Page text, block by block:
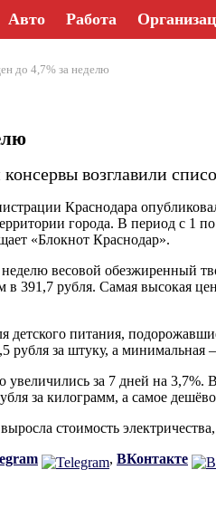
Авто Работа
до 4,7% за неделю
возглавили
Краснодара
города. В период с 1
«Блокнот Краснодар».
весовой обезжиренный
в 391,7 рубля. Самая высокая
питания,
рубля за штуку, а минимальная
увеличились за 7 дней на
за килограмм, а самое
выросла стоимость
, ВКонтакте